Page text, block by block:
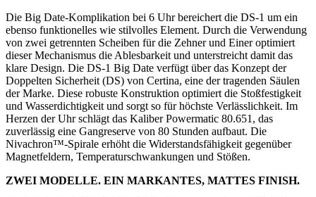
Die Big Date-Komplikation bei 6 Uhr bereichert die DS-1 um ein
ebenso funktionelles wie stilvolles Element. Durch die Verwendung
von zwei getrennten Scheiben für die Zehner und Einer optimiert
dieser Mechanismus die Ablesbarkeit und unterstreicht damit das
klare Design. Die DS-1 Big Date verfügt über das Konzept der
Doppelten Sicherheit (DS) von Certina, eine der tragenden Säulen
der Marke. Diese robuste Konstruktion optimiert die Stoßfestigkeit
und Wasserdichtigkeit und sorgt so für höchste Verlässlichkeit. Im
Herzen der Uhr schlägt das Kaliber Powermatic 80.651, das
zuverlässig eine Gangreserve von 80 Stunden aufbaut. Die
Nivachron™-Spirale erhöht die Widerstandsfähigkeit gegenüber
Magnetfeldern, Temperaturschwankungen und Stößen.
ZWEI MODELLE. EIN MARKANTES, MATTES FINISH.